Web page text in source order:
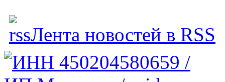
Лента новостей в RSS